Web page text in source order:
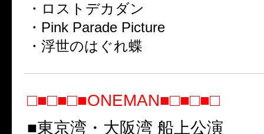
・ロストデカダン
・Pink Parade Picture
・浮世のはぐれ蝶
□■□■□■ONEMAN■□■□■□
■東京湾・大阪湾 船上公演